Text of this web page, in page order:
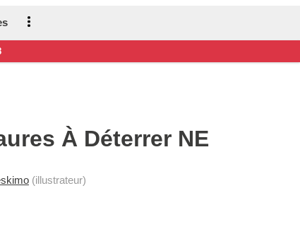
À Déterrer NE
(illustrateur)